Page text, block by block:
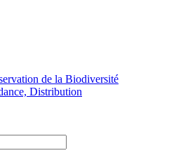
de la Biodiversité
Distribution